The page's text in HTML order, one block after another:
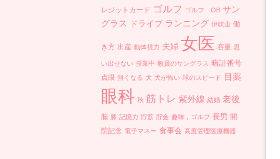
レジットカード ゴルフ ゴルフ OB サン
グラス
ドライブ ランニング 伊吹山 働
き方 出産 動体視力 夫婦 女医 容量 思
い出せない 授業中 教員のサングラス 暗証番号
点眼 無くなる 犬 犬が怖い 球のスピード 目薬
眼科 秋 筋トレ 紫外線 結婚 老後
脳 膝 記憶力 貯筋 貯金 趣味，ゴルフ 長男 開
院記念 電子マネー 食事会 高度管理医療機器